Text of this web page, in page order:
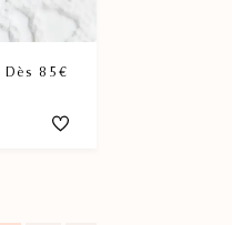
Dès 85€